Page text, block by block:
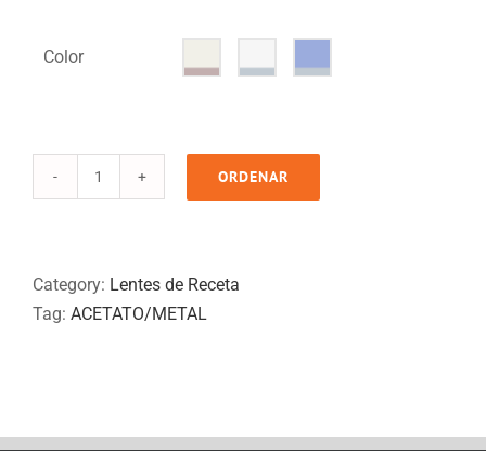
Color
ORDENAR
Category: Lentes de Receta
Tag: ACETATO/METAL